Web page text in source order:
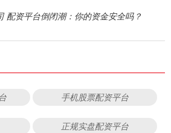
配资平台倒闭潮：你的资金安全吗？
手机股票配资平台
正规实盘配资平台